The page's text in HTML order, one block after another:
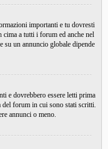
importanti e tu dovresti
a tutti i forum ed anche nel
un annuncio globale dipende
e dovrebbero essere letti prima
forum in cui sono stati scritti.
annunci o meno.